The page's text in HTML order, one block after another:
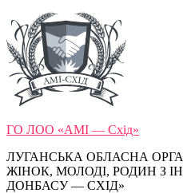
ГО ЛОО «АМІ — Схід»
ЛУГАНСЬКА ОБЛАСНА
ЖІНОК, МОЛОДІ, РОДИН З
ДОНБАСУ — СХІД»